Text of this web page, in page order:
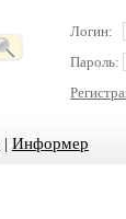
Логин:
Пароль:
| Информер